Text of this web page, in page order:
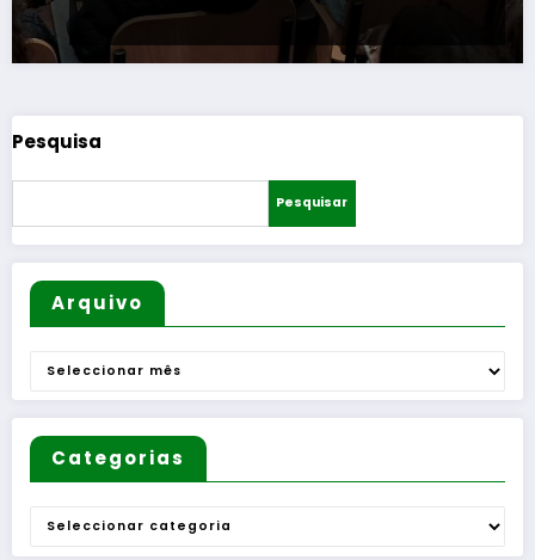
Pesquisa
Pesquisar
Arquivo
Arquivo
Categorias
Categorias